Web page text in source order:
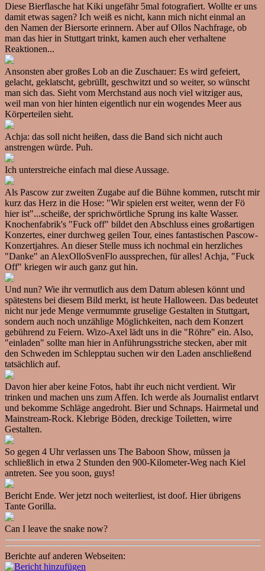
Diese Bierflasche hat Kiki ungefähr 5mal fotografiert. Wollte er uns
damit etwas sagen? Ich weiß es nicht, kann mich nicht einmal an
den Namen der Biersorte erinnern. Aber auf Ollos Nachfrage, ob
man das hier in Stuttgart trinkt, kamen auch eher verhaltene
Reaktionen...
Ansonsten aber großes Lob an die Zuschauer: Es wird gefeiert,
gelacht, geklatscht, gebrüllt, geschwitzt und so weiter, so wünscht
man sich das. Sieht vom Merchstand aus noch viel witziger aus,
weil man von hier hinten eigentlich nur ein wogendes Meer aus
Körperteilen sieht.
Achja: das soll nicht heißen, dass die Band sich nicht auch
anstrengen würde. Puh.
Ich unterstreiche einfach mal diese Aussage.
Als Pascow zur zweiten Zugabe auf die Bühne kommen, rutscht mir
kurz das Herz in die Hose: "Wir spielen erst weiter, wenn der Fö
hier ist"...scheiße, der sprichwörtliche Sprung ins kalte Wasser.
Knochenfabrik's "Fuck off" bildet den Abschluss eines großartigen
Konzertes, einer durchweg geilen Tour, eines fantastischen Pascow-
Konzertjahres. An dieser Stelle muss ich nochmal ein herzliches
"Danke" an AlexOlloSvenFlo aussprechen, für alles! Achja, "Fuck
Off" kriegen wir auch ganz gut hin.
Und nun? Wie ihr vermutlich aus dem Datum ablesen könnt und
spätestens bei diesem Bild merkt, ist heute Halloween. Das bedeutet
nicht nur jede Menge vermummte gruselige Gestalten in Stuttgart,
sondern auch noch unzählige Möglichkeiten, nach dem Konzert
gebührend zu Feiern. Wizo-Axel lädt uns in die "Röhre" ein. Also,
"einladen" sollte man hier in Anführungsstriche stecken, aber mit
den Schweden im Schlepptau suchen wir den Laden anschließend
tatsächlich auf.
Davon hier aber keine Fotos, habt ihr euch nicht verdient. Wir
trinken und machen uns zum Affen. Ich werde als Journalist entlarvt
und bekomme Schläge angedroht. Bier und Schnaps. Hairmetal und
Mainstream-Rock. Klebrige Böden, dreckige Toiletten, wirre
Gestalten.
So gegen 4 Uhr verlassen uns The Baboon Show, müssen ja
schließlich in etwa 2 Stunden den 900-Kilometer-Weg nach Kiel
antreten. See you soon, guys!
Bericht Ende. Wer jetzt noch weiterliest, ist doof. Hier übrigens
Tante Gorilla.
Can I leave the snake now?
Berichte auf anderen Webseiten: